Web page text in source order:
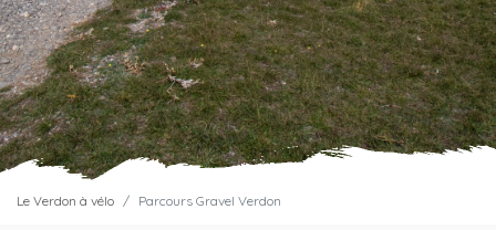
Le Verdon à vélo Parcours Gravel Verdon